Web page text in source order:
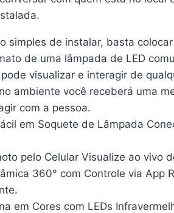
simples de instalar, basta
de uma lâmpada de LED
visualizar e interagir de
ambiente você receberá uma
com a pessoa.
em Soquete de Lâmpada
pelo Celular Visualize ao vivo
360° com Controle via
em Cores com LEDs